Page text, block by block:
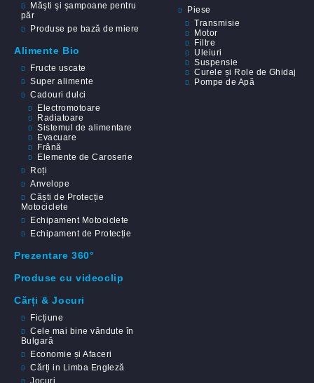
Măşti şi şampoane pentru
păr
Produse pe bază de miere
Alimente Bio
Fructe uscate
Super alimente
Cadouri dulci
Piese
Transmisie
Motor
Filtre
Uleiuri
Suspensie
Curele și Role de Ghidaj
Pompe de Apă
Electromotoare
Radiatoare
Sistemul de alimentare
Evacuare
Frână
Elemente de Caroserie
Roți
Anvelope
Căști de Protecție
Motociclete
Echipament Motociclete
Echipament de Protecție
Prezentare 360°
Produse cu videoclip
Cărți & Jocuri
Ficțiune
Cele mai bine vândute în
Bulgară
Economie și Afaceri
Cărți in Limba Engleză